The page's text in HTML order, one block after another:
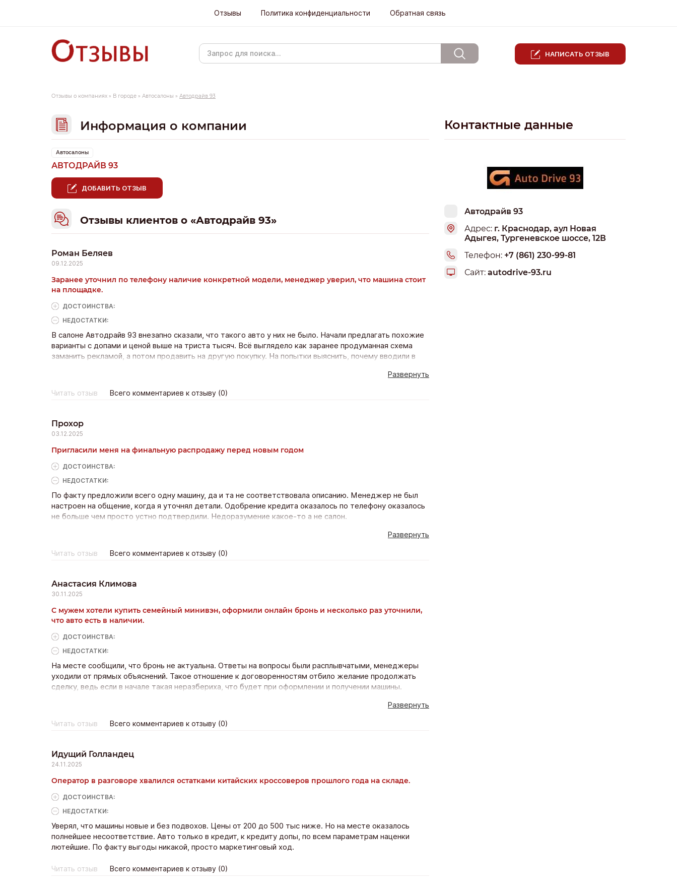
Отзывы Политика конфиденциальности Обратная связь
НАПИСАТЬ ОТЗЫВ
Отзывы о компаниях » В городе » Автосалоны » Автодрайв 93
Информация о компании
Автосалоны
АВТОДРАЙВ 93
ДОБАВИТЬ ОТЗЫВ
Отзывы клиентов о «Автодрайв 93»
Роман Беляев
09.12.2025
Заранее уточнил по телефону наличие конкретной модели, менеджер уверил, что машина стоит
на площадке.
ДОСТОИНCТВА:
НЕДОСТАТКИ:
В салоне Автодрайв 93 внезапно сказали, что такого авто у них не было. Начали предлагать похожие
варианты с допами и ценой выше на триста тысяч. Всё выглядело как заранее продуманная схема
заманить рекламой, а потом продавить на другую покупку. На попытки выяснить, почему вводили в
Развернуть
Читать отзыв Всего комментариев к отзыву (0)
Прохор
03.12.2025
Пригласили меня на финальную распродажу перед новым годом
ДОСТОИНCТВА:
НЕДОСТАТКИ:
По факту предложили всего одну машину, да и та не соответствовала описанию. Менеджер не был
настроен на общение, когда я уточнял детали. Одобрение кредита оказалось по телефону оказалось
не больше чем просто устно подтвердили. Недоразумение какое-то а не салон.
Развернуть
Читать отзыв Всего комментариев к отзыву (0)
Анастасия Климова
30.11.2025
С мужем хотели купить семейный минивэн, оформили онлайн бронь и несколько раз уточнили,
что авто есть в наличии.
ДОСТОИНCТВА:
НЕДОСТАТКИ:
На месте сообщили, что бронь не актуальна. Ответы на вопросы были расплывчатыми, менеджеры
уходили от прямых объяснений. Такое отношение к договоренностям отбило желание продолжать
сделку, ведь если в начале такая неразбериха, что будет при оформлении и получении машины.
Развернуть
Читать отзыв Всего комментариев к отзыву (0)
Идущий Голландец
24.11.2025
Оператор в разговоре хвалился остатками китайских кроссоверов прошлого года на складе.
ДОСТОИНCТВА:
НЕДОСТАТКИ:
Уверял, что машины новые и без подвохов. Цены от 200 до 500 тыс ниже. Но на месте оказалось
полнейшее несоответствие. Авто только в кредит, к кредиту допы, по всем параметрам наценки
лютейшие. По факту выгоды никакой, просто маркетинговый ход.
Читать отзыв Всего комментариев к отзыву (0)
Контактные данные
Автодрайв 93
Адрес: г. Краснодар, аул Новая
Адыгея, Тургеневское шоссе, 12В
Телефон: +7 (861) 230-99-81
Сайт: autodrive-93.ru